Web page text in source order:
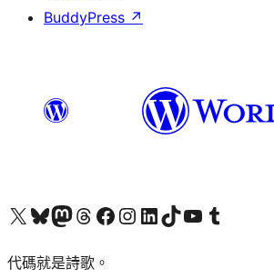
BuddyPress ↗
Visit our X (formerly Twitter) account
Visit our Bluesky account
Visit our Mastodon account
Visit our Threads account
訪問我們的 Facebook 專頁Visit our Instagram account
Visit our LinkedIn account
Visit our TikTok account
Visit our YouTube channel
Visit our Tumblr account
代碼就是詩歌。